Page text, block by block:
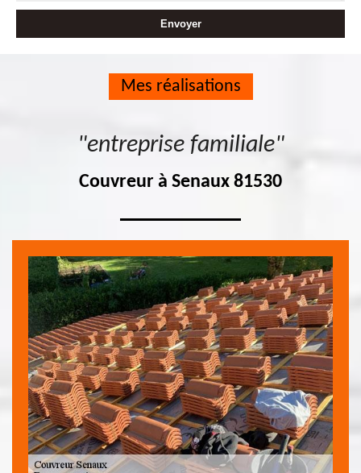
Mes réalisations
"entreprise familiale"
Couvreur à Senaux 81530